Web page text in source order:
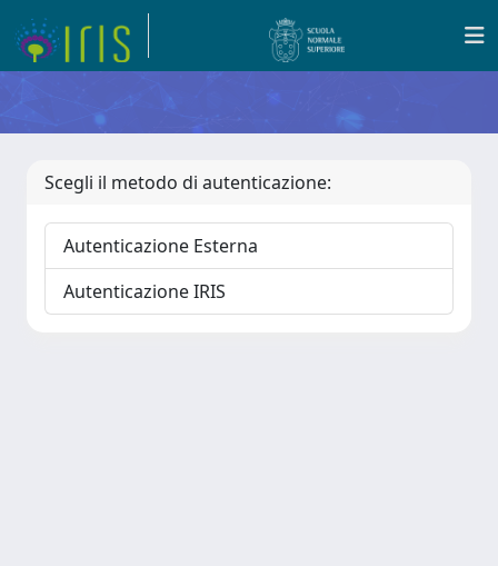
Scegli il metodo di autenticazione:
Autenticazione Esterna
Autenticazione IRIS